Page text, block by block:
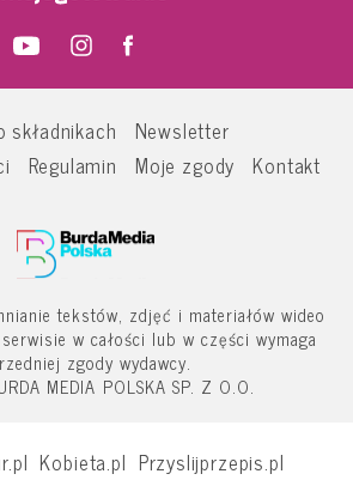
składnikach
Newsletter
Regulamin Moje zgody Kontakt
tekstów, zdjęć i materiałów wideo
w całości lub w części wymaga
zgody wydawcy.
MEDIA POLSKA SP. Z O.O.
Kobieta.pl Przyslijprzepis.pl